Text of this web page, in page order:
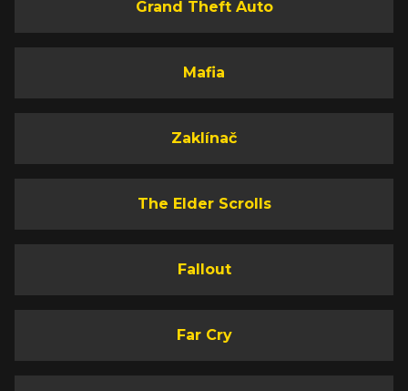
Grand Theft Auto
Mafia
Zaklínač
The Elder Scrolls
Fallout
Far Cry